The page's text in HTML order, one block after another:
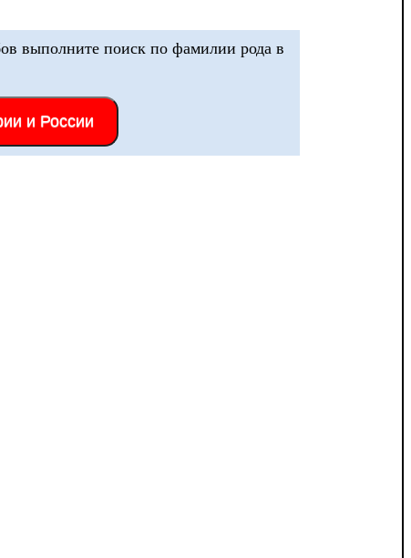
выполните поиск по фамилии рода в
и России